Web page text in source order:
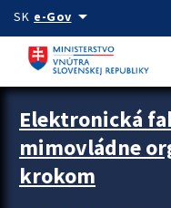
Preskocit na hlavný obsah
SK e-Govarrow_drop_down
Zastavit automatický posun
Elektronická
mimovládne
krokom